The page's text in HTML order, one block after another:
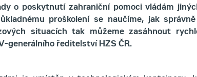
o poskytnutí zahraniční pomoci vládám
proškolení se naučíme, jak
situacích tak můžeme zasáhnout
generálního ředitelství HZS ČR.